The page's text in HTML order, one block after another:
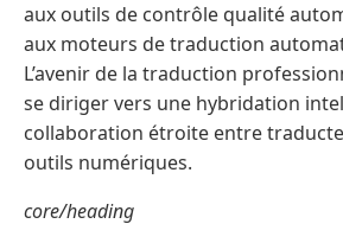
aux outils de contrôle qualité
aux moteurs de traduction
L’avenir de la traduction
se diriger vers une hybridation
collaboration étroite entre
outils numériques.
core/heading